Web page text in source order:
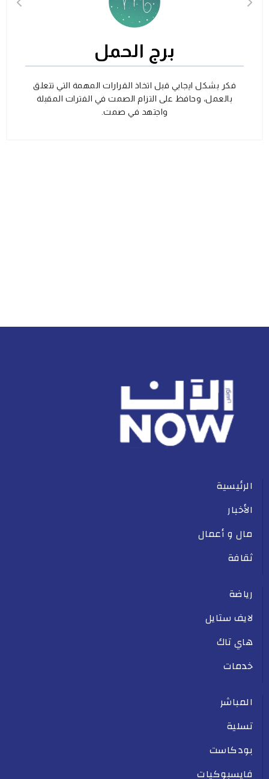
برج الحمل
فكر بشكل ايجابي قبل اتخاذ القرارات المهمة التي تتعلق
بالعمل، وحافظ على التزام الصمت في الفترات المقبلة
واجتهد في صمت.
الرئيسية
الأخبار
مال و أعمال
ثقافة
رياضة
لايف ستايل
هاي تاك
خدمات
المباشر
تسلية
بودكاست
فايسبوكيات